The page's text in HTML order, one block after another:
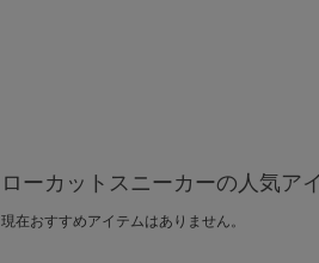
ローカットスニーカーの人気ア
現在おすすめアイテムはありません。